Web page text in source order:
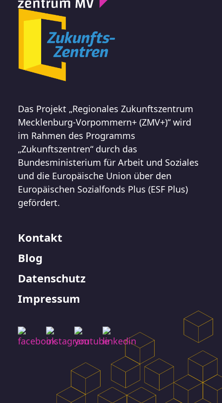
Das Projekt „Regionales Zukunftszentrum
Mecklenburg-Vorpommern+ (ZMV+)“ wird
im Rahmen des Programms
„Zukunftszentren“ durch das
Bundesministerium für Arbeit und Soziales
und die Europäische Union über den
Europäischen Sozialfonds Plus (ESF Plus)
gefördert.
Kontakt
Blog
Datenschutz
Impressum